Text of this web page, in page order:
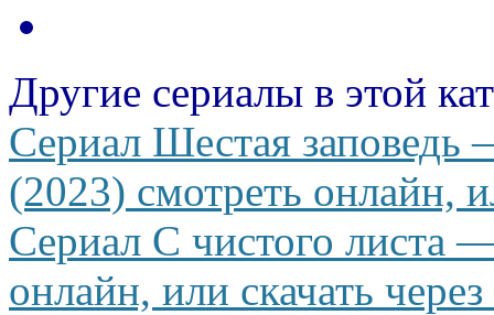
Другие сериалы в этой
Сериал Шестая
(2023) смотреть онлайн,
Сериал С чистого листа
онлайн, или скачать